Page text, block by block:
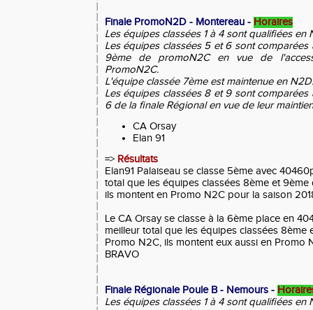
Finale PromoN2D - Montereau - Horaires
Les équipes classées 1 à 4 sont qualifiées en
Les équipes classées 5 et 6 sont
9ème de promoN2C en vue de
PromoN2C.
L'équipe classée 7ème est maintenue en N2D.
Les équipes classées 8 et 9 sont
6 de la finale Régional en vue de leur
CA Orsay
Elan 91
=> Résultats
Elan91 Palaiseau se classe 5ème avec
total que les équipes classées 8ème et
ils montent en Promo N2C pour la saison
Le CA Orsay se classe à la 6ème place en
meilleur total que les équipes classées 8ème
Promo N2C, ils montent eux aussi en Promo
BRAVO
Finale Régionale Poule B - Nemours -
Les équipes classées 1 à 4 sont qualifiées en